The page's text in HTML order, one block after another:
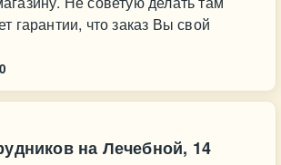
гарантии, что заказ Вы свой
на Лечебной, 14